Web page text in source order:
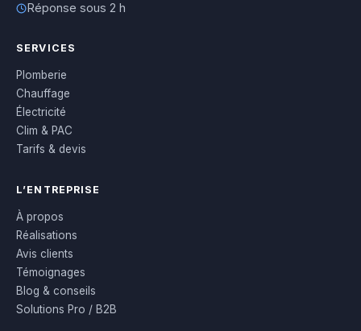
Réponse sous 2 h
SERVICES
Plomberie
Chauffage
Électricité
Clim & PAC
Tarifs & devis
L’ENTREPRISE
À propos
Réalisations
Avis clients
Témoignages
Blog & conseils
Solutions Pro / B2B